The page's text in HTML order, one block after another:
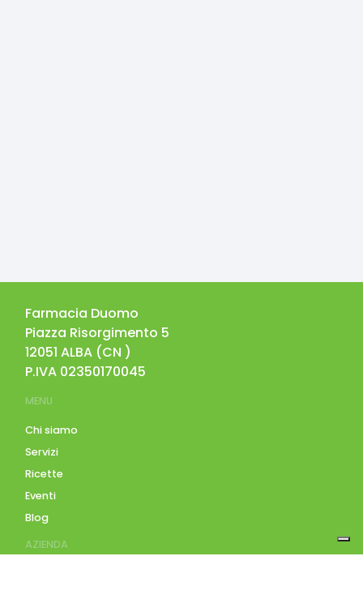
Farmacia Duomo
Piazza Risorgimento 5
12051 ALBA (CN )
P.IVA 02350170045
MENU
Chi siamo
Servizi
Ricette
Eventi
Blog
AZIENDA